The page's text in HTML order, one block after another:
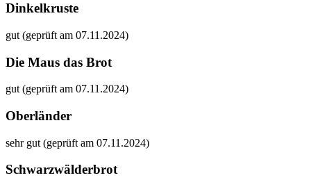
Dinkelkruste
gut (geprüft am 07.11.2024)
Die Maus das Brot
gut (geprüft am 07.11.2024)
Oberländer
sehr gut (geprüft am 07.11.2024)
Schwarzwälderbrot